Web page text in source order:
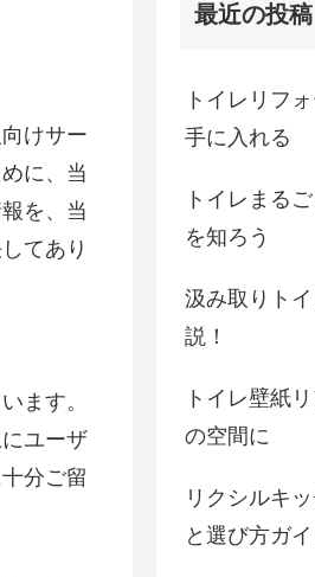
けサー
に、当
を、当
てあり
ます。
ユーザ
分ご留
最近の投稿
トイレリフ
手に入れる
トイレまる
を知ろう
汲み取りト
説！
トイレ壁紙
の空間に
リクシルキ
と選び方ガ